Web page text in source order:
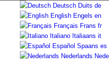
Deutsch Duits de
English Engels en
Français Frans fr
Italiano Italiaans it
Español Spaans es
Nederlands